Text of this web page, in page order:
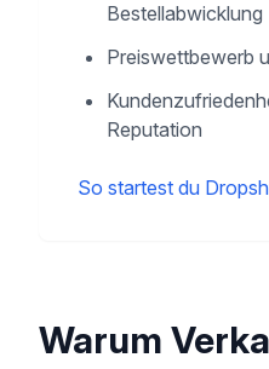
Bestellabwicklung
Preiswettbewerb
Reputation
So startest du
Warum